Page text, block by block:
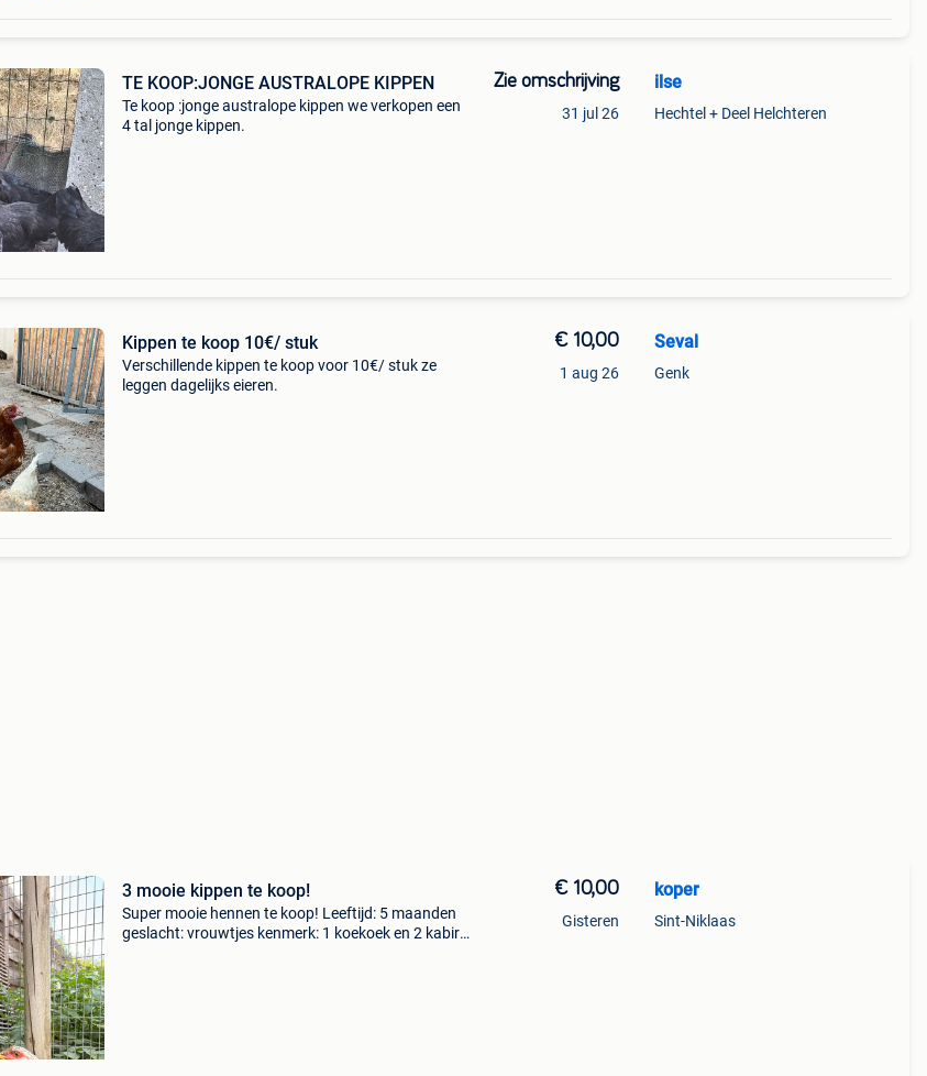
TE KOOP:JONGE AUSTRALOPE KIPPEN
Te koop :jonge australope kippen we verkopen een
4 tal jonge kippen.
Zie omschrijving
31 jul 26
ilse
Hechtel + Deel Helchteren
Kippen te koop 10€/ stuk
Verschillende kippen te koop voor 10€/ stuk ze
leggen dagelijks eieren.
€ 10,00
1 aug 26
Seval
Genk
3 mooie kippen te koop!
Super mooie hennen te koop! Leeftijd: 5 maanden
geslacht: vrouwtjes kenmerk: 1 koekoek en 2 kabirs
€ 10,00
Gisteren
koper
Sint-Niklaas